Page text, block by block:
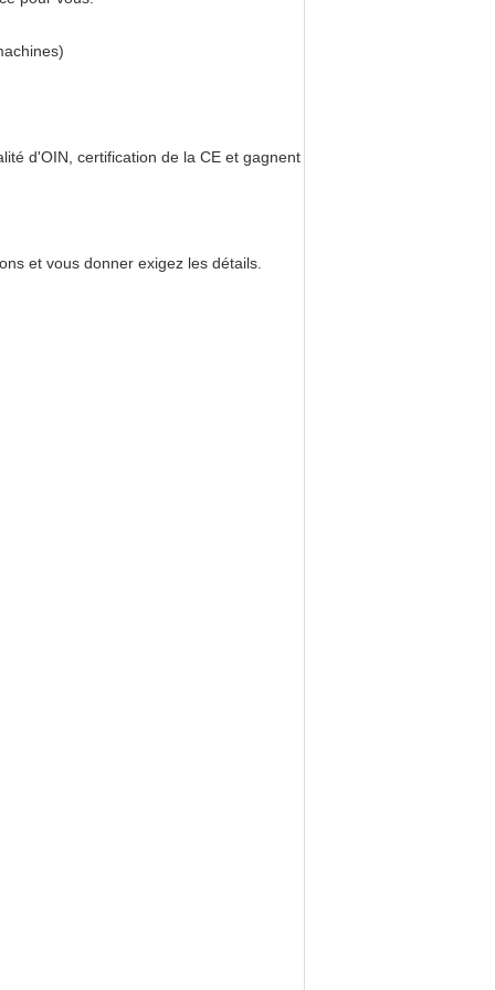
d'OIN, certification de la CE et gagnent
et vous donner exigez les détails.